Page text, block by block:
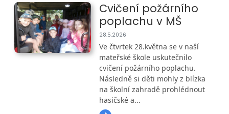
Cvičení požárního
poplachu v MŠ
28.5.2026
Ve čtvrtek 28.května se v naší
mateřské škole uskutečnilo
cvičení požárního poplachu.
Následně si děti mohly z blízka
na školní zahradě prohlédnout
hasičské a...